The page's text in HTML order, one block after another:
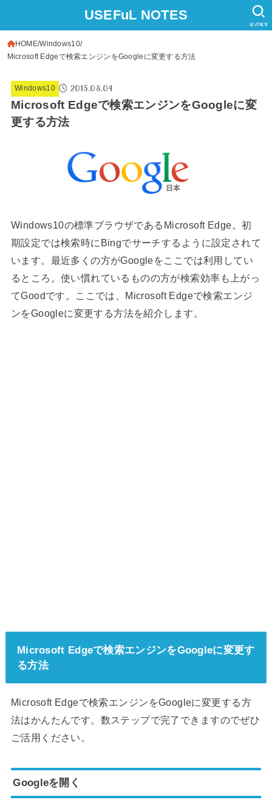
USEFuL NOTES
SEARCH
HOME Windows10
Microsoft Edgeで検索エンジンをGoogleに変更する方法
Windows10 2015.08.04
Microsoft Edgeで検索エンジンをGoogleに変
更する方法
Windows10の標準ブラウザであるMicrosoft Edge。初
期設定では検索時にBingでサーチするように設定されて
います。最近多くの方がGoogleをここでは利用してい
るところ。使い慣れているものの方が検索効率も上がっ
てGoodです。ここでは、Microsoft Edgeで検索エンジ
ンをGoogleに変更する方法を紹介します。
Microsoft Edgeで検索エンジンをGoogleに変更す
る方法
Microsoft Edgeで検索エンジンをGoogleに変更する方
法はかんたんです。数ステップで完了できますのでぜひ
ご活用ください。
Googleを開く